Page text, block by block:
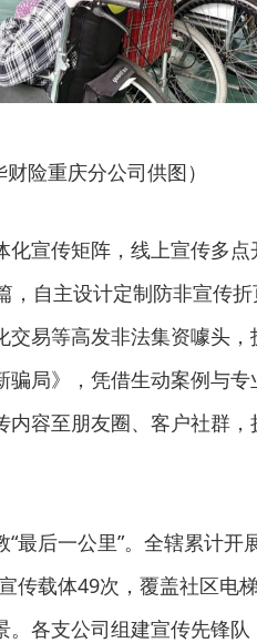
险重庆分公司供图）
宣传矩阵，线上宣传多
，自主设计定制防非宣传
易等高发非法集资噱头
局》，凭借生动案例与
容至朋友圈、客户社群，
最后一公里”。全辖累计开
传载体49次，覆盖社区电
各支公司组建宣传先锋